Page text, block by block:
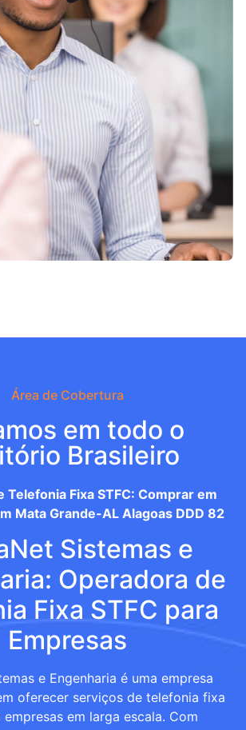
Área de Cobertura
em todo o
Brasileiro
Telefonia Fixa STFC: Comprar em
Mata Grande-AL Alagoas DDD 82
Sistemas e
Operadora de
Fixa STFC para
Empresas
e Engenharia é uma empresa
oferecer serviços de telefonia fixa
empresas em larga escala. Com